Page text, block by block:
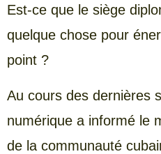
Est-ce que le siège
quelque chose pour
point ?
Au cours des dernières
numérique a informé le
de la communauté